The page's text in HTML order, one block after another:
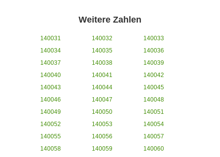
Weitere Zahlen
140031 140032
140033
140034
140035
140036
140037
140038
140039
140040
140041
140042
140043
140044
140045
140046
140047
140048
140049
140050
140051
140052
140053
140054
140055
140056
140057
140058
140059
140060